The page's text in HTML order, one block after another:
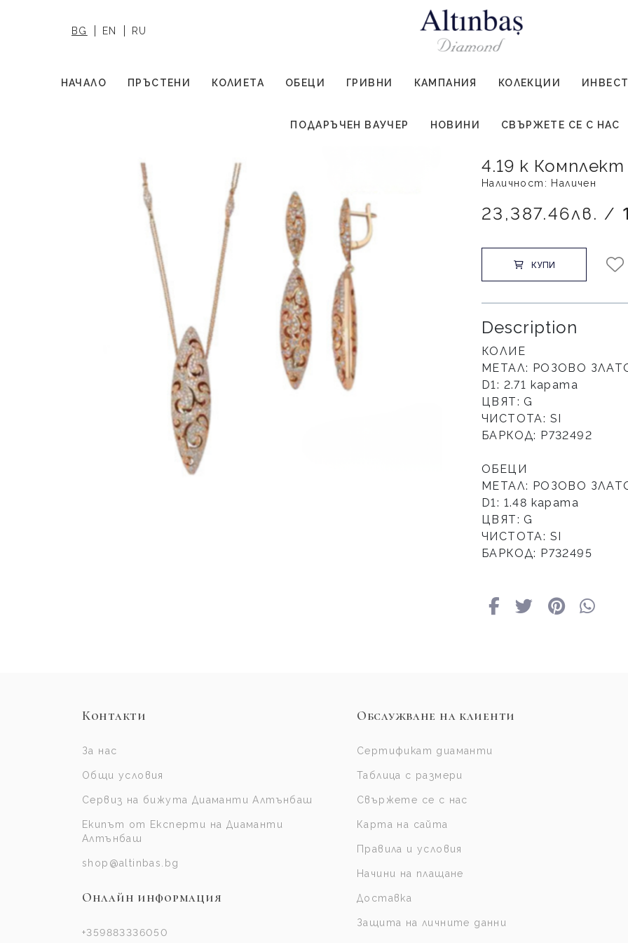
BG EN RU
НАЧАЛО ПРЪСТЕНИ КОЛИЕТА ОБЕЦИ ГРИВНИ КАМПАНИЯ КОЛЕКЦИИ
ПОДАРЪЧЕН ВАУЧЕР НОВИНИ СВЪРЖЕТЕ СЕ С НАС
4.19 к
Наличност: Наличен
23,387.46лв. /
КУПИ
Description
КОЛИЕ
МЕТАЛ: РОЗОВО
D1: 2.71 карата
ЦВЯТ: G
ЧИСТОТА: SI
БАРКОД: Р732492
ОБЕЦИ
МЕТАЛ: РОЗОВО
D1: 1.48 карата
ЦВЯТ: G
ЧИСТОТА: SI
БАРКОД: Р732495
Контакти
За нас
Общи условия
Сервиз на бижута Диаманти Алтънбаш
Екипът от Експерти на Диаманти
Алтънбаш
shop@altinbas.bg
Онлайн информация
+359883336050
Обслужване на клиенти
Сертификат диаманти
Таблица с размери
Свържете се с нас
Карта на сайта
Правила и условия
Начини на плащане
Доставка
Защита на личните данни